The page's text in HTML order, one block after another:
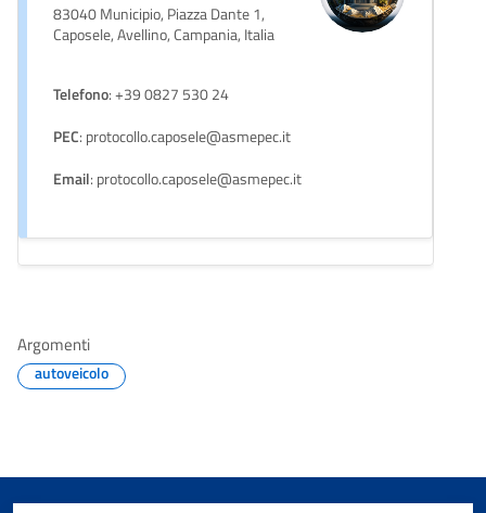
83040 Municipio, Piazza Dante 1,
Caposele, Avellino, Campania, Italia
Telefono: +39 0827 530 24
PEC: protocollo.caposele@asmepec.it
Email: protocollo.caposele@asmepec.it
Argomenti
autoveicolo